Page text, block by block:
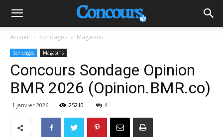
Accueil Sondages Magasins
Sondages Magasins
Concours Sondage Opinion
BMR 2026 (Opinion.BMR.co)
1 janvier 2026 25210 4